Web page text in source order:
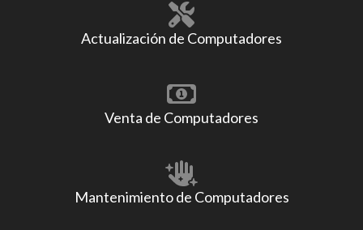
Actualización de Computadores
Venta de Computadores
Mantenimiento de Computadores